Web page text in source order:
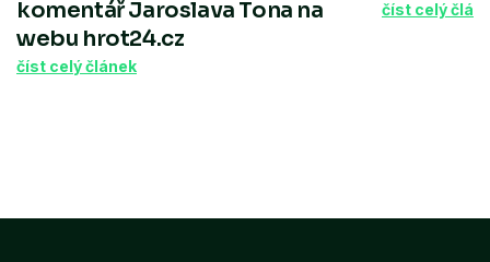
komentář Jaroslava Tona na
webu hrot24.cz
číst celý článek
číst celý